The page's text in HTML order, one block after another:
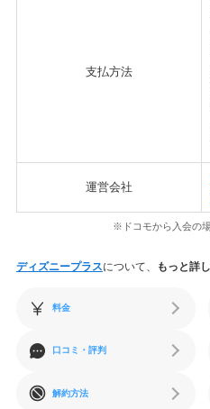
支払方法
運営会社
※ドコモから入会の
ディズニープラスについて、 もっと詳
料金
口コミ・評判
解約方法